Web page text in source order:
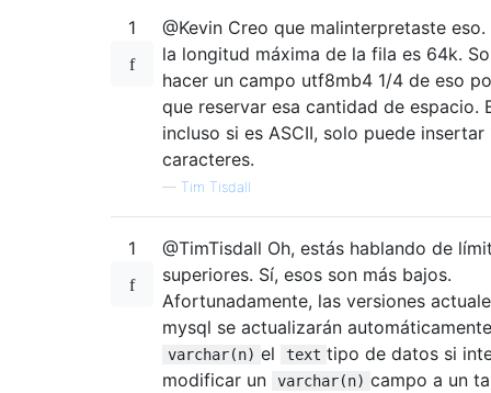
1
@Kevin Creo que malinterpretaste
la longitud máxima de la fila es 64k.
hacer un campo utf8mb4 1/4 de eso
que reservar esa cantidad de espacio.
incluso si es ASCII, solo puede insertar
caracteres.
— Tim Tisdall
1
@TimTisdall Oh, estás hablando de
superiores. Sí, esos son más bajos.
Afortunadamente, las versiones
mysql se actualizarán
varchar(n) el text tipo de datos si
modificar un
varchar(n) campo a un